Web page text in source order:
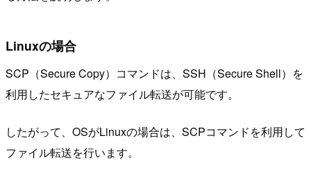
Linuxの場合
SCP（Secure Copy）コマンドは、SSH（Secure Shell）を
利用したセキュアなファイル転送が可能です。
したがって、OSがLinuxの場合は、SCPコマンドを利用して
ファイル転送を行います。